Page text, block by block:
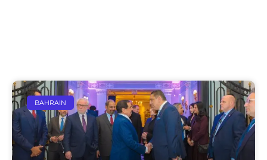
BAHRAIN